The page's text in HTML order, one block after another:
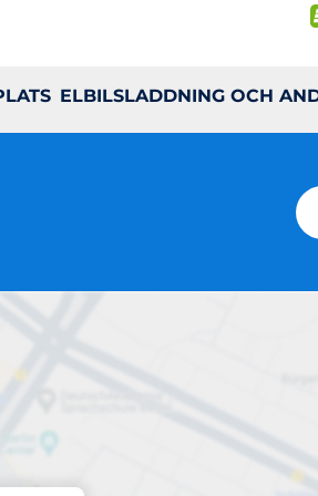
ELBILSLADDNING OCH
Garage